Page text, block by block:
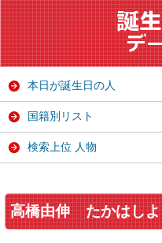
高橋由伸 たかはし
本日が誕生日の人
国籍別リスト
検索上位 人物